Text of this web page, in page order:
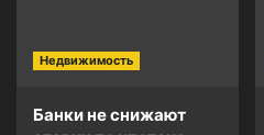
Недвижимость
Банки не снижают